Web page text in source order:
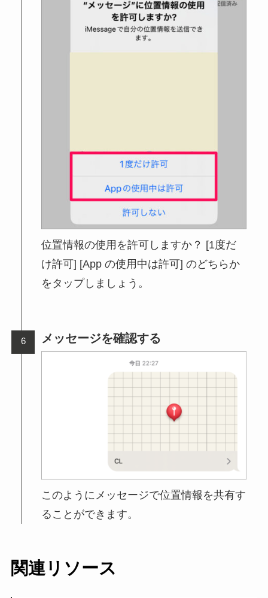
位置情報の使用を許可しますか？ [1度だ
け許可] [App の使用中は許可] のどちらか
をタップしましょう。
メッセージを確認する
このようにメッセージで位置情報を共有す
ることができます。
関連リソース